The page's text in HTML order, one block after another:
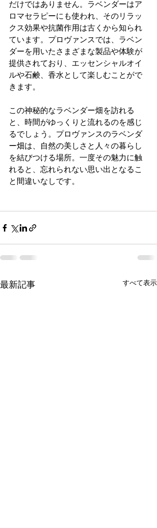
だけではありません。ラベンダーはア
ロマセラピーにも使われ、そのリラッ
クス効果や抗菌作用は古くから知られ
ています。プロヴァンスでは、ラベン
ダーを用いたさまざまな製品や体験が
提供されており、エッセンシャルオイ
ルや石鹸、香水として楽しむことがで
きます。
この神秘的なラベンダー畑を訪れる
と、時間がゆっくりと流れるのを感じ
るでしょう。プロヴァンスのラベンダ
ー畑は、自然の美しさと人々の暮らし
を結びつける場所。一度その魅力に触
れると、忘れられない思い出となるこ
と間違いなしです。
最新記事 すべて表示